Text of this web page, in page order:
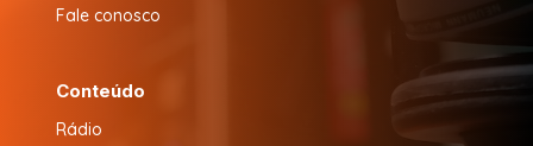
Fale conosco
Conteúdo
Rádio